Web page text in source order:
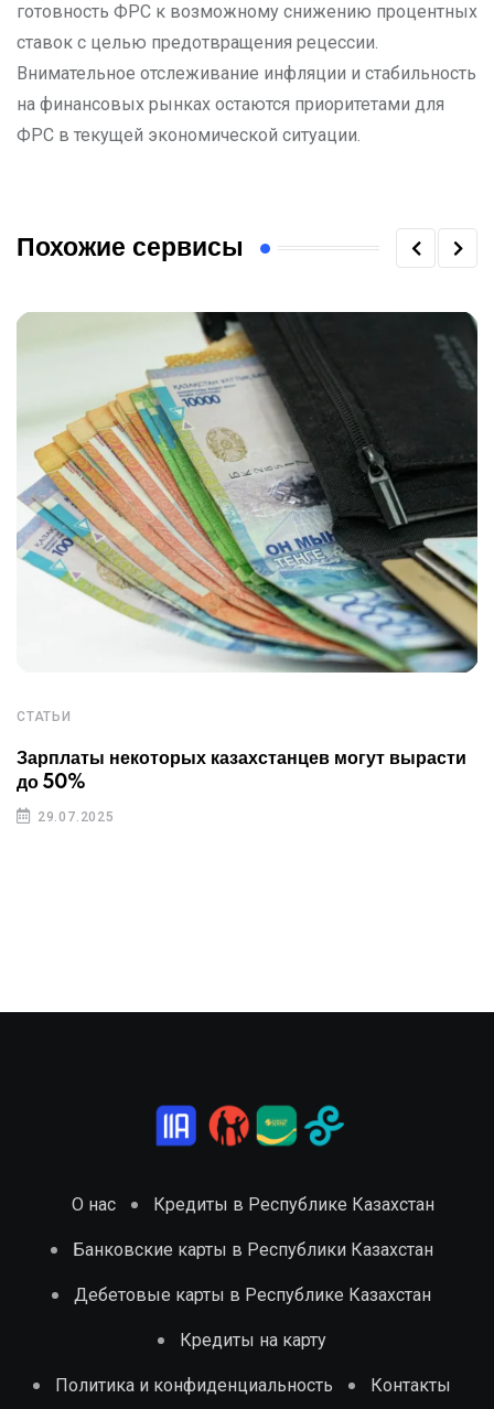
готовность ФРС к возможному снижению процентных
ставок с целью предотвращения рецессии.
Внимательное отслеживание инфляции и стабильность
на финансовых рынках остаются приоритетами для
ФРС в текущей экономической ситуации.
Похожие сервисы
СТАТЬИ
Зарплаты некоторых казахстанцев могут вырасти
до 50%
29.07.2025
О нас Кредиты в Республике Казахстан
Банковские карты в Республики Казахстан
Дебетовые карты в Республике Казахстан
Кредиты на карту
Политика и конфиденциальность Контакты